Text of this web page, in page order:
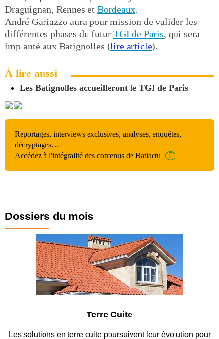
Draguignan, Rennes et Bordeaux.
André Gariazzo aura pour mission de valider les
différentes phases du futur TGI de Paris, qui sera
implanté aux Batignolles (lire article).
À lire aussi
Les Batignolles accueilleront le TGI de Paris
Reportages, interviews exclusives, analyses, enquêtes,
décryptages…
Accédez à l'intégralité des contenus de Batiactu
Dossiers du mois
Terre Cuite
Les solutions en terre cuite poursuivent leur évolution pour